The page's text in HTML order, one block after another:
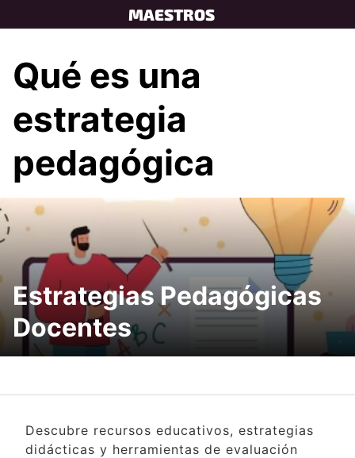
to
MAESTROS
Qué es una
estrategia
pedagógica
Estrategias Pedagógicas
Docentes
Descubre recursos educativos, estrategias
didácticas y herramientas de evaluación